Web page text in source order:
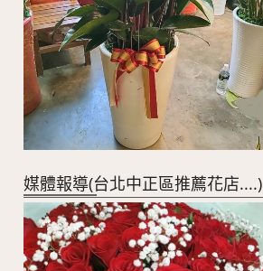
媒體報導(台北中正區推薦花店....)